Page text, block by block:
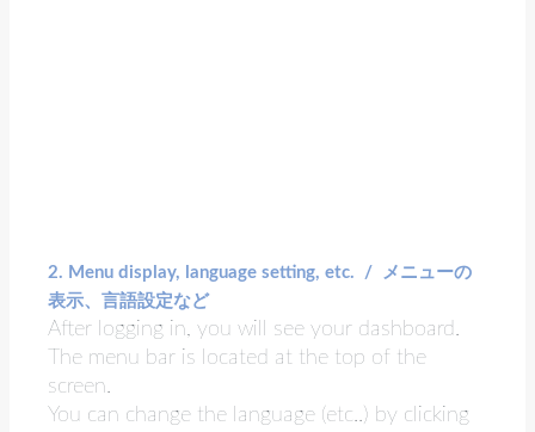
2. Menu display, language setting, etc. / メニューの
表示、言語設定など
After logging in, you will see your dashboard.
The menu bar is located at the top of the
screen.
You can change the language (etc..) by clicking